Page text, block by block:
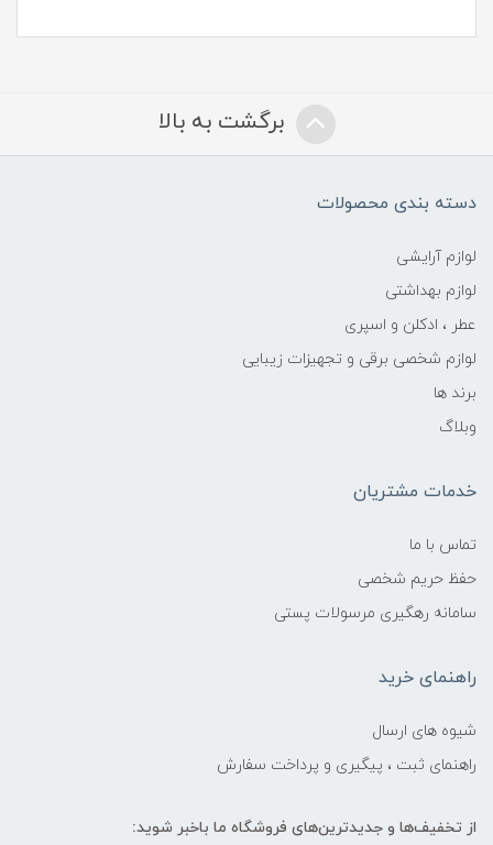
برگشت به بالا
دسته بندی محصولات
لوازم آرایشی
لوازم بهداشتی
عطر ، ادکلن و اسپری
لوازم شخصی برقی و تجهیزات زیبایی
برند ها
وبلاگ
خدمات مشتریان
تماس با ما
حفظ حریم شخصی
سامانه رهگیری مرسولات پستی
راهنمای خرید
شیوه های ارسال
راهنمای ثبت ، پیگیری و پرداخت سفارش
از تخفیف‌ها و جدیدترین‌های فروشگاه ما باخبر شوید: